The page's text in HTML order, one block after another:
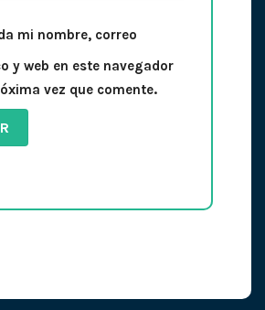
mi nombre, correo
y web en este navegador
vez que comente.